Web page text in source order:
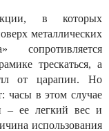
в которых
металлических
сопротивляется
трескаться, а
от царапин. Но
часы в этом случае
– ее легкий вес и
использования